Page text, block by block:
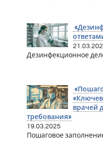
Дезинфекционное
врачей
требования»
19.03.2025
Пошаговое